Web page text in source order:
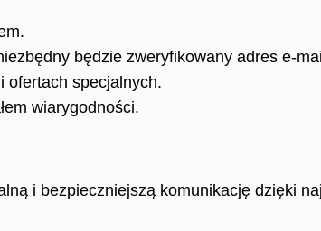
będzie zweryfikowany adres e-
ofertach specjalnych.
wiarygodności.
i bezpieczniejszą komunikację dzięki